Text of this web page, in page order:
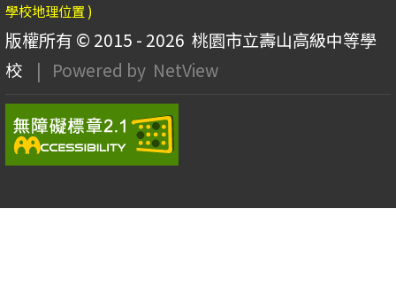
學校地理位置 )
版權所有 © 2015 - 2026 桃園市立壽山高級中等學
校
| Powered by NetView